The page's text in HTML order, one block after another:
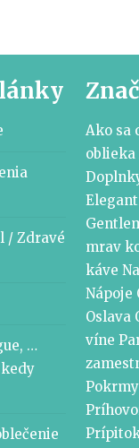
/ Zdravé
…
Ako sa
oblieka
mrav
káve
Nápoje
Oslava
víne
Pokrmy